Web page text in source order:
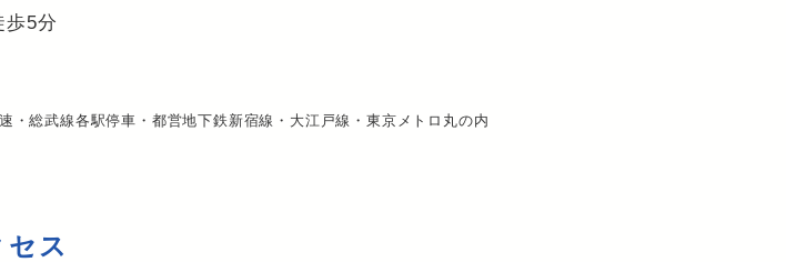
歩5分
・総武線各駅停車・都営地下鉄新宿線・大江戸線・東京メトロ丸の内
ス